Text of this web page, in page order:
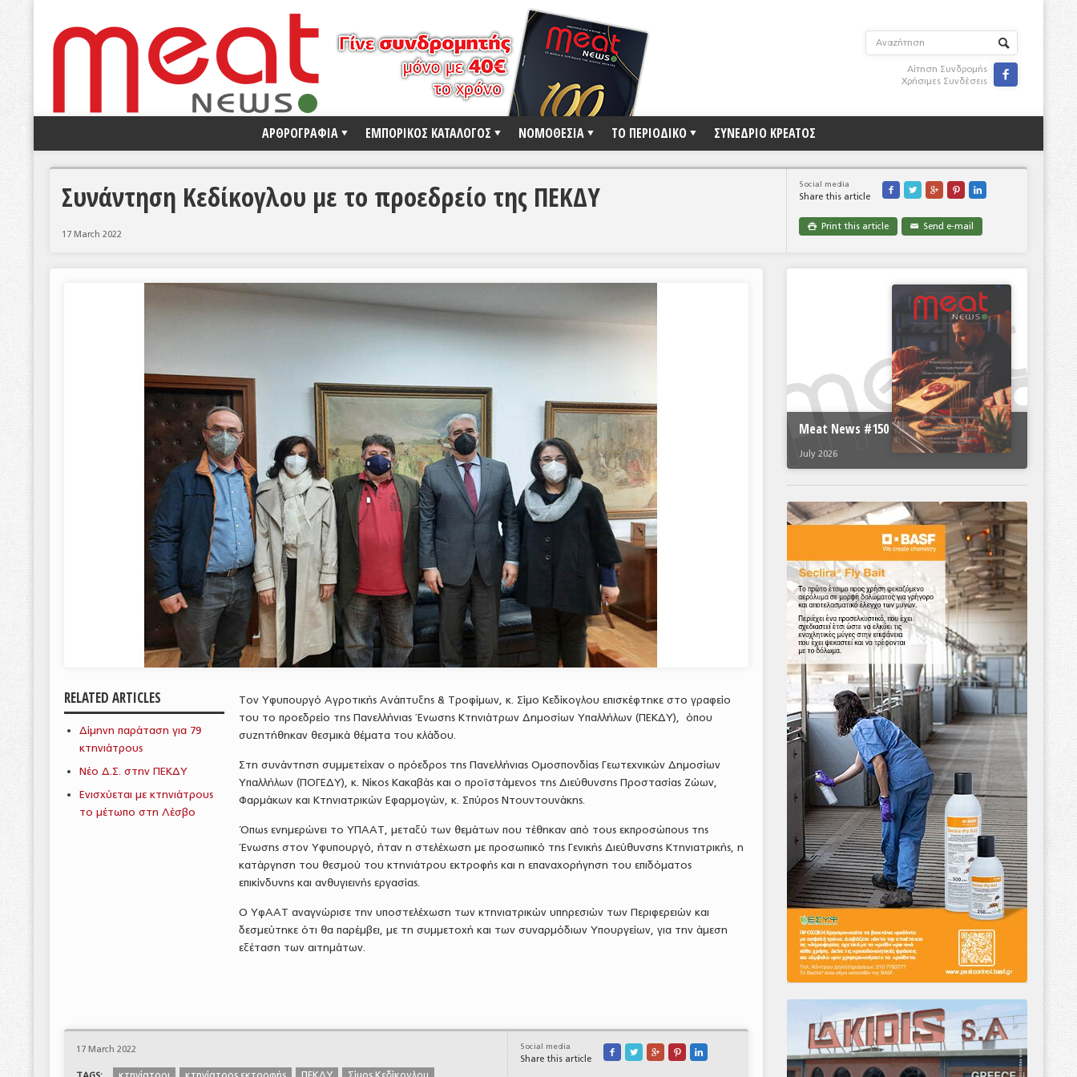
Αίτηση Συνδρομής
Χρήσιμες Συνδέσεις

ΑΡΘΡΟΓΡΑΦΙΑ ΕΜΠΟΡΙΚΟΣ ΚΑΤΑΛΟΓΟΣ ΝΟΜΟΘΕΣΙΑ ΤΟ ΠΕΡΙΟΔΙΚΟ ΣΥΝΕΔΡΙΟ ΚΡΕΑΤΟΣ
Social media
Share this article
    
 Print this article ✉ Send e-mail
Συνάντηση Κεδίκογλου με το προεδρείο της ΠΕΚΔΥ
17 March 2022
RELATED ARTICLES
Δίμηνη παράταση για 79
κτηνιάτρους
Νέο Δ.Σ. στην ΠΕΚΔΥ
Ενισχύεται με κτηνιάτρους
το μέτωπο στη Λέσβο
Τον Υφυπουργό Αγροτικής Ανάπτυξης & Τροφίμων, κ. Σίμο Κεδίκογλου επισκέφτηκε στο γραφείο
του το προεδρείο της Πανελλήνιας Ένωσης Κτηνιάτρων Δημοσίων Υπαλλήλων (ΠΕΚΔΥ), όπου
συζητήθηκαν θεσμικά θέματα του κλάδου.
Στη συνάντηση συμμετείχαν ο πρόεδρος της Πανελλήνιας Ομοσπονδίας Γεωτεχνικών Δημοσίων
Υπαλλήλων (ΠΟΓΕΔΥ), κ. Νίκος Κακαβάς και ο προϊστάμενος της Διεύθυνσης Προστασίας Ζώων,
Φαρμάκων και Κτηνιατρικών Εφαρμογών, κ. Σπύρος Ντουντουνάκης.
Όπως ενημερώνει το ΥΠΑΑΤ, μεταξύ των θεμάτων που τέθηκαν από τους εκπροσώπους της
Ένωσης στον Υφυπουργό, ήταν η στελέχωση με προσωπικό της Γενικής Διεύθυνσης Κτηνιατρικής, η
κατάργηση του θεσμού του κτηνιάτρου εκτροφής και η επαναχορήγηση του επιδόματος
επικίνδυνης και ανθυγιεινής εργασίας.
Ο ΥφΑΑΤ αναγνώρισε την υποστελέχωση των κτηνιατρικών υπηρεσιών των Περιφερειών και
δεσμεύτηκε ότι θα παρέμβει, με τη συμμετοχή και των συναρμόδιων Υπουργείων, για την άμεση
εξέταση των αιτημάτων.
Social media
Share this article
    
17 March 2022
Meat News #150
July 2026